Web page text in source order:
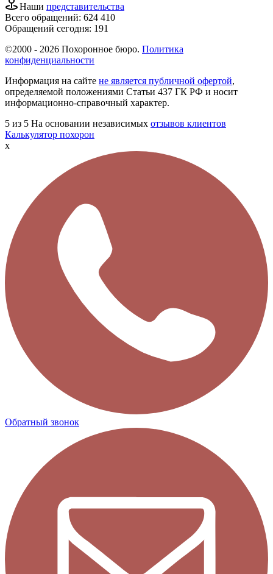
Наши представительства
Всего обращений: 624 410
Обращений сегодня: 191
©2000 - 2026 Похоронное бюро. Политика
конфиденциальности
Информация на сайте не является публичной офертой,
определяемой положениями Статьи 437 ГК РФ и носит
информационно-справочный характер.
5 из 5 На основании независимых отзывов клиентов
Калькулятор похорон
x
Обратный звонок